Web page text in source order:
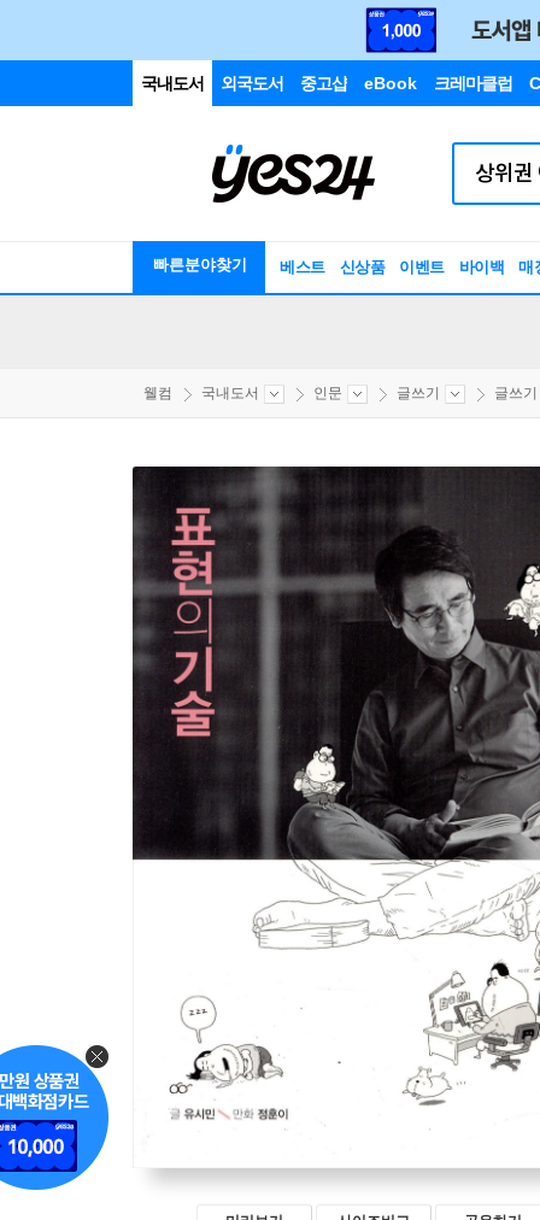
국내도서 외국도서 중고샵 eBook 크레마클럽
빠른분야찾기 베스트 신상품 이벤트 바이백 매
웰컴 국내도서 인문 글쓰기 글쓰